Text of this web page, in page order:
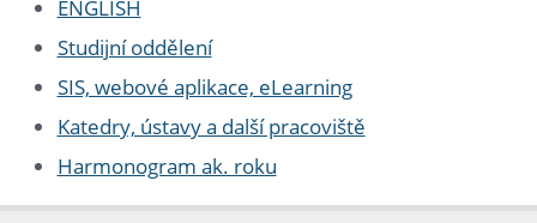
ENGLISH
Studijní oddělení
SIS, webové aplikace, eLearning
Katedry, ústavy a další pracoviště
Harmonogram ak. roku